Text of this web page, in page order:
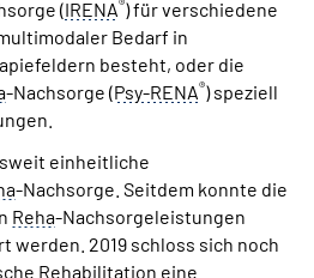
(IRENA®) für verschiedene
Bedarf in
besteht, oder die
-Nachsorge (Psy-RENA®) speziell
einheitliche
-Nachsorge. Seitdem konnte die
Reha-Nachsorgeleistungen
2019 schloss sich noch
Rehabilitation eine